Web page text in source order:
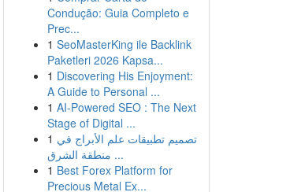
Condução: Guia Completo e
Prec...
1 SeoMasterKing ile Backlink
Paketleri 2026 Kapsa...
1 Discovering His Enjoyment:
A Guide to Personal ...
1 AI-Powered SEO : The Next
Stage of Digital ...
1 تصميم تطبيقات علم الأبراج في
منطقة الشرق ...
1 Best Forex Platform for
Precious Metal Ex...